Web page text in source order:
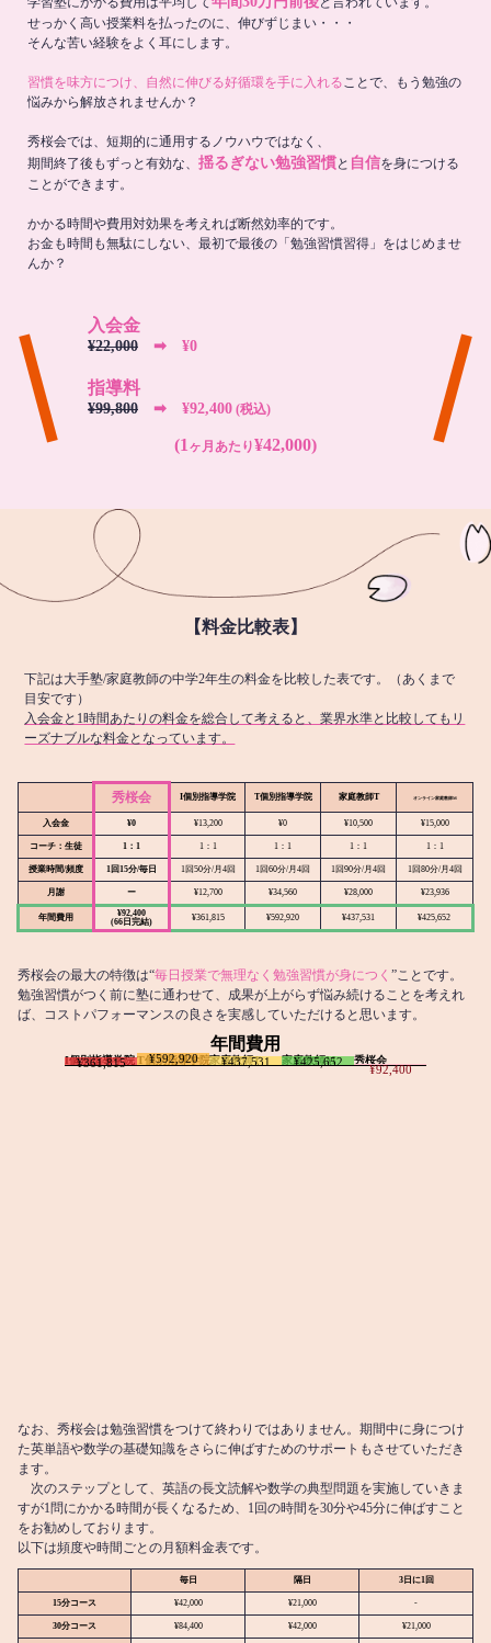
せっかく高い授業料を払ったのに、伸びずじまい・・・
そんな苦い経験をよく耳にします。
習慣を味方につけ、自然に伸びる好循環を手に入れることで、もう勉強の
悩みから解放されませんか？
秀桜会では、短期的に通用するノウハウではなく、
期間終了後もずっと有効な、 揺るぎない勉強習慣と 自信を身につける
ことができます。
かかる時間や費用対効果を考えれば断然効率的です。
お金も時間も無駄にしない、最初で最後の「勉強習慣習得」をはじめませ
んか？
入会金
¥22,000 ➡︎ ¥0
指導料
¥99,800 ➡︎ ¥92,400 (税込)
(1 ヶ月あたり¥42,000)
【料金比較表】
下記は大手塾/家庭教師の中学2年生の料金を比較した表です。（あくまで
目安です）
入会金と1時間あたりの料金を総合して考えると、業界水準と比較してもリ
ーズナブルな料金となっています。
秀桜会 I個別指導学院 T個別指導学院 家庭教師T オンライン家庭教師M
入会金 ¥0 ¥13,200 ¥0 ¥10,500 ¥15,000
コーチ：生徒 1：1 1：1 1：1 1：1 1：1
授業時間/頻度 1回15分/毎日 1回50分/月4回 1回60分/月4回 1回90分/月4回 1回80分/月4回
月謝 ー ¥12,700 ¥34,560 ¥28,000 ¥23,936
年間費用
¥92,400
(66日完結)
¥361,815 ¥592,920 ¥437,531 ¥425,652
秀桜会の最大の特徴は“毎日授業で無理なく勉強習慣が身につく ”ことです。
勉強習慣がつく前に塾に通わせて、成果が上がらず悩み続けることを考えれ
ば、コストパフォーマンスの良さを実感していただけると思います。
年間費用
I個別指導学院
¥361,815 T個別指導学院
¥592,920 家庭教師T
¥437,531 家庭教師M
¥425,652 秀桜会
¥92,400
なお、秀桜会は勉強習慣をつけて終わりではありません。期間中に身につけ
た英単語や数学の基礎知識をさらに伸ばすためのサポートもさせていただき
ます。
次のステップとして、英語の長文読解や数学の典型問題を実施していきま
すが1問にかかる時間が長くなるため、1回の時間を30分や45分に伸ばすこと
をお勧めしております。
以下は頻度や時間ごとの月額料金表です。
毎日 隔日 3日に1回
15分コース ¥42,000 ¥21,000 -
30分コース ¥84,400 ¥42,000 ¥21,000